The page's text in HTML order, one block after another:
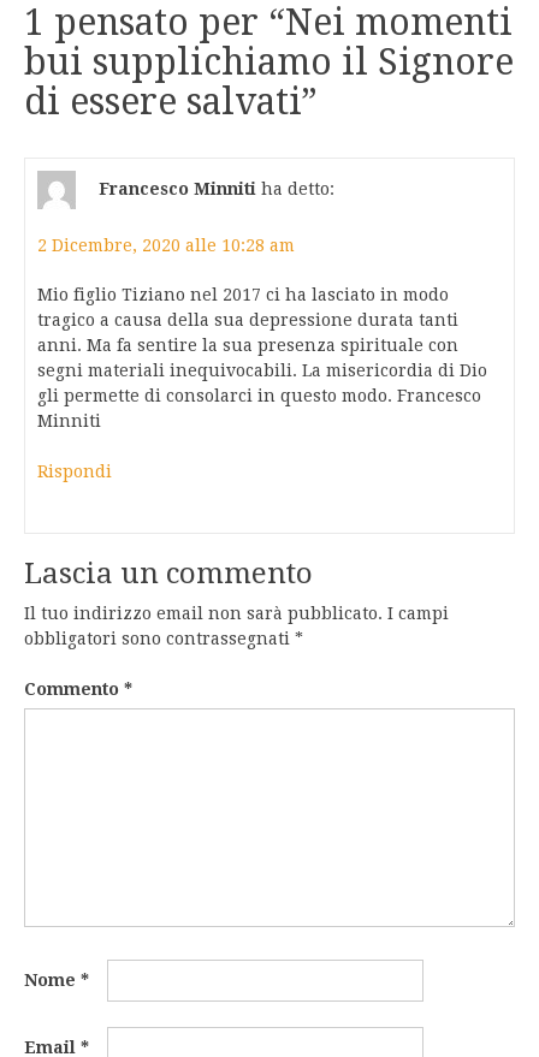
1 pensato per “Nei momenti
bui supplichiamo il Signore
di essere salvati”
Francesco Minniti ha detto:
2 Dicembre, 2020 alle 10:28 am
Mio figlio Tiziano nel 2017 ci ha lasciato in modo
tragico a causa della sua depressione durata tanti
anni. Ma fa sentire la sua presenza spirituale con
segni materiali inequivocabili. La misericordia di Dio
gli permette di consolarci in questo modo. Francesco
Minniti
Rispondi
Lascia un commento
Il tuo indirizzo email non sarà pubblicato. I campi
obbligatori sono contrassegnati *
Commento *
Nome *
Email *